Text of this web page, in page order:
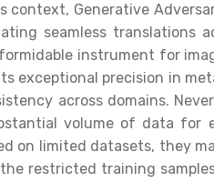
Generative
seamless translations
instrument for
exceptional precision in
across domains.
volume of data for
on limited datasets, they
restricted training